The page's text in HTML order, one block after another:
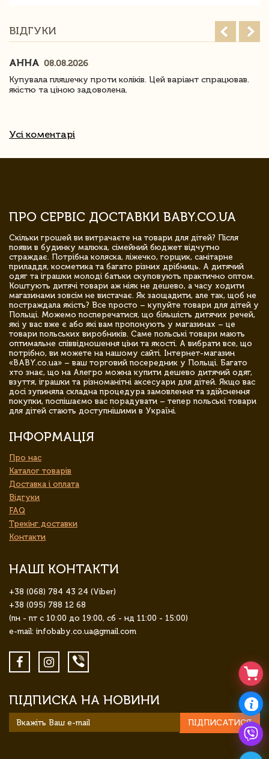
ВІДГУКИ
АННА 08.08.2026
Купувала пляшечку проти коліків. Цей варіант спрацював.
якістю та ціною задоволена.
Усі коментарі
ПРО СЕРВІС ДОСТАВКИ BABY.CO.UA
Скільки грошей ви витрачаєте на товари для дітей? Після
появи в будинку малюка, сімейний бюджет відчутно
страждає. Потрібна коляска, ліжечко, горщик, санітарне
приладдя, косметика та багато різних дрібниць. А дитячий
одяг та іграшки молоді батьки скуповують практично оптом.
Коштують дитячі товари аж ніяк не дешево, а часу ходити
магазинами зовсім не вистачає. Як заощадити, але так, щоб не
постраждала якість? Все просто – купуйте товари для дітей у
Польщі. Можемо посперечатися, що більшість дитячих речей,
які у вас вже є або які вам пропонують у магазинах – це
товари польських виробників. Саме польські товари мають
оптимальне співвідношення ціни та якості. А вибрати все, що
потрібно, ви можете на нашому сайті. Інтернет-магазин
«BABY.co.ua» – ваш торговий посередник у Польщі. Багато
хто знає, що на Алегро можна купити дешево дитячий одяг,
взуття, іграшки та різноманітні аксесуари для дітей. Якщо вас
досі зупиняла складна процедура замовлення та здійснення
покупки, поспішаємо вас порадувати – тепер польські товари
для дітей стають доступнішими в Україні.
ІНФОРМАЦІЯ
Про нас
Каталог товарів
Доставка і оплата
Відгуки
FAQ
Трекінг доставки
Контакти
НАШІ КОНТАКТИ
+38 (068) 784 43 24 (Viber)
+38 (095) 788 12 68
(пн - пт с 10:00 до 19:00, сб - нд 11:00 - 15:00)
e-mail: infobaby.co.ua@gmail.com
ПІДПИСКА НА НОВИНИ
ПІДПИСАТИСЯ